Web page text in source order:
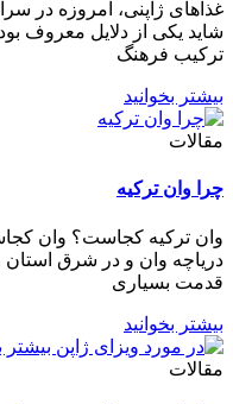
غذاهای ژاپنی، امروزه در
شاید یکی از دلایل معروف
ترکیب فرهنگ
بیشتر بخوانید
مقالات
چرا وان ترکیه
وان ترکیه کجاست؟ وان
دریاچه وان و در شرق
قدمت بسیاری
بیشتر بخوانید
مقالات